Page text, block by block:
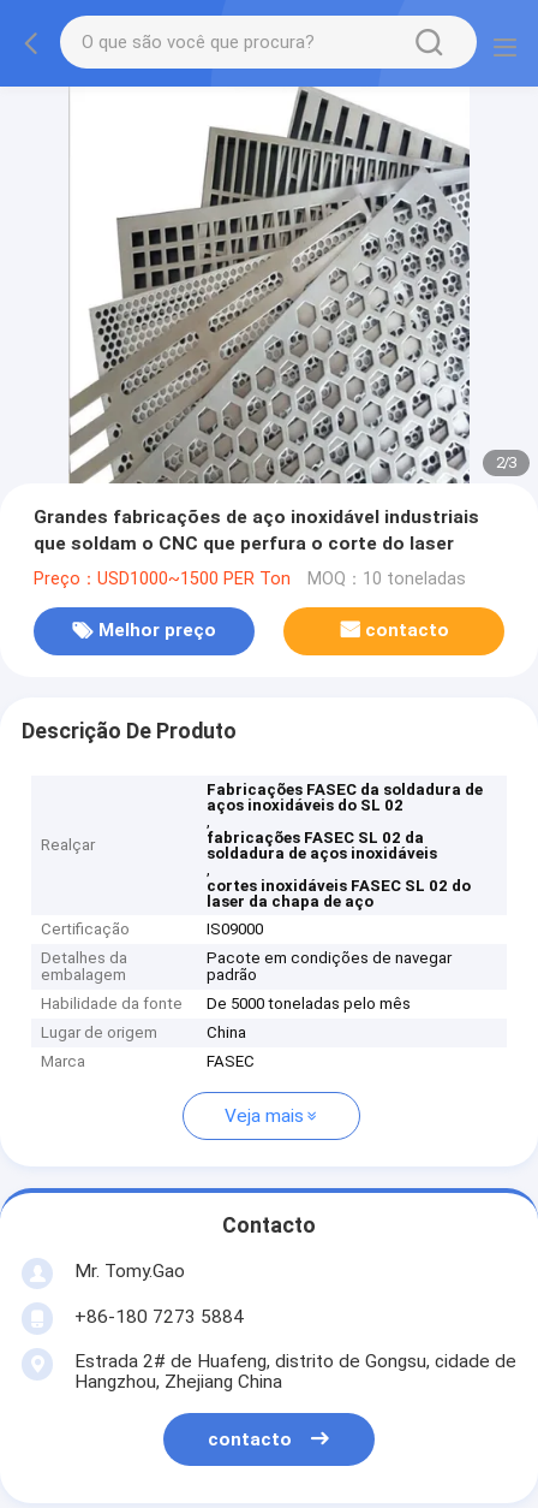
2/3
Grandes fabricações de aço inoxidável industriais
que soldam o CNC que perfura o corte do laser
Preço：USD1000~1500 PER Ton MOQ：10 toneladas
Melhor preço contacto
Descrição De Produto
Realçar
Fabricações FASEC da soldadura de
aços inoxidáveis do SL 02
,
fabricações FASEC SL 02 da
soldadura de aços inoxidáveis
,
cortes inoxidáveis FASEC SL 02 do
laser da chapa de aço
Certificação
IS09000
Detalhes da
embalagem
Pacote em condições de navegar
padrão
Habilidade da fonte
De 5000 toneladas pelo mês
Lugar de origem
China
Marca
FASEC
Veja mais
Contacto
Mr. Tomy.Gao
+86-180 7273 5884
Estrada 2# de Huafeng, distrito de Gongsu, cidade de
Hangzhou, Zhejiang China
contacto